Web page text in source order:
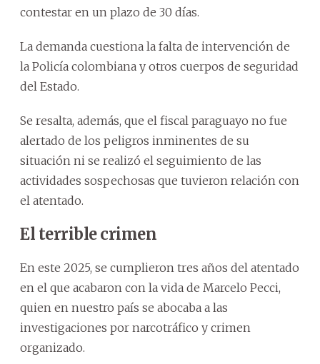
contestar en un plazo de 30 días.
La demanda cuestiona la falta de intervención de
la Policía colombiana y otros cuerpos de seguridad
del Estado.
Se resalta, además, que el fiscal paraguayo no fue
alertado de los peligros inminentes de su
situación ni se realizó el seguimiento de las
actividades sospechosas que tuvieron relación con
el atentado.
El terrible crimen
En este 2025, se cumplieron tres años del atentado
en el que acabaron con la vida de Marcelo Pecci,
quien en nuestro país se abocaba a las
investigaciones por narcotráfico y crimen
organizado.